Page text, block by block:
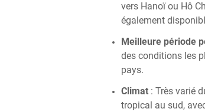
vers Hanoï ou Hô
également
Meilleure période
des conditions les
pays.
Climat: Très varié
tropical au sud,